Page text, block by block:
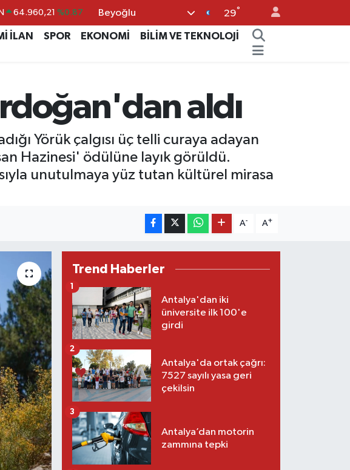
47,7436 %0.18
55,2510 %0.32
13.779 %-14
64.960,21 %0.87
Beyoğlu 29°
İLAN SPOR EKONOMİ
BİLİM VE TEKNOLOJİ
aldı
Yörük çalgısı üç telli curaya adayan
Hazinesi' ödülüne layık görüldü.
unutulmaya yüz tutan kültürel mirasa
A- A+
Trend Haberler
Antalya'dan iki
üniversite ilk 100'e
girdi
1
Antalya'da ortak çağrı:
7527 sayılı yasa geri
çekilsin
2
Antalya’dan motorin
zammına tepki
3